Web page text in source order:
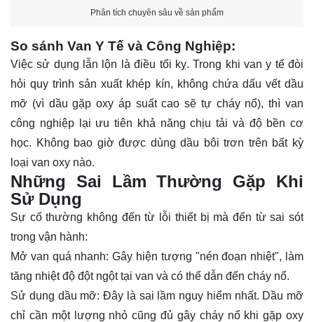
Phân tích chuyên sâu về sản phẩm
So sánh Van Y Tế và Công Nghiệp:
Việc sử dụng lẫn lộn là điều tối kỵ. Trong khi van y tế đòi
hỏi quy trình sản xuất khép kín, không chứa dấu vết dầu
mỡ (vì dầu gặp oxy áp suất cao sẽ tự cháy nổ), thì van
công nghiệp lại ưu tiên khả năng chịu tải và độ bền cơ
học. Không bao giờ được dùng dầu bôi trơn trên bất kỳ
loại van oxy nào.
Những Sai Lầm Thường Gặp Khi
Sử Dụng
Sự cố thường không đến từ lỗi thiết bị mà đến từ sai sót
trong vận hành:
Mở van quá nhanh: Gây hiện tượng "nén đoạn nhiệt", làm
tăng nhiệt độ đột ngột tại van và có thể dẫn đến cháy nổ.
Sử dụng dầu mỡ: Đây là sai lầm nguy hiểm nhất. Dầu mỡ
chỉ cần một lượng nhỏ cũng đủ gây cháy nổ khi gặp oxy